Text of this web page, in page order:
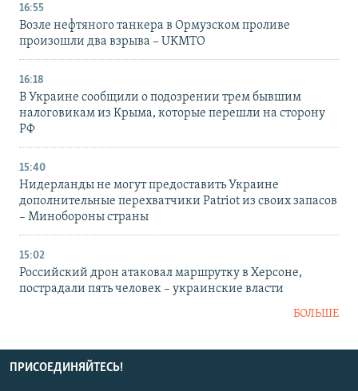
16:55
Возле нефтяного танкера в Ормузском проливе
произошли два взрыва – UKMTO
16:18
В Украине сообщили о подозрении трем бывшим
налоговикам из Крыма, которые перешли на сторону
РФ
15:40
Нидерланды не могут предоставить Украине
дополнительные перехватчики Patriot из своих запасов
– Минобороны страны
15:02
Российский дрон атаковал маршрутку в Херсоне,
пострадали пять человек – украинские власти
БОЛЬШЕ
ПРИСОЕДИНЯЙТЕСЬ!